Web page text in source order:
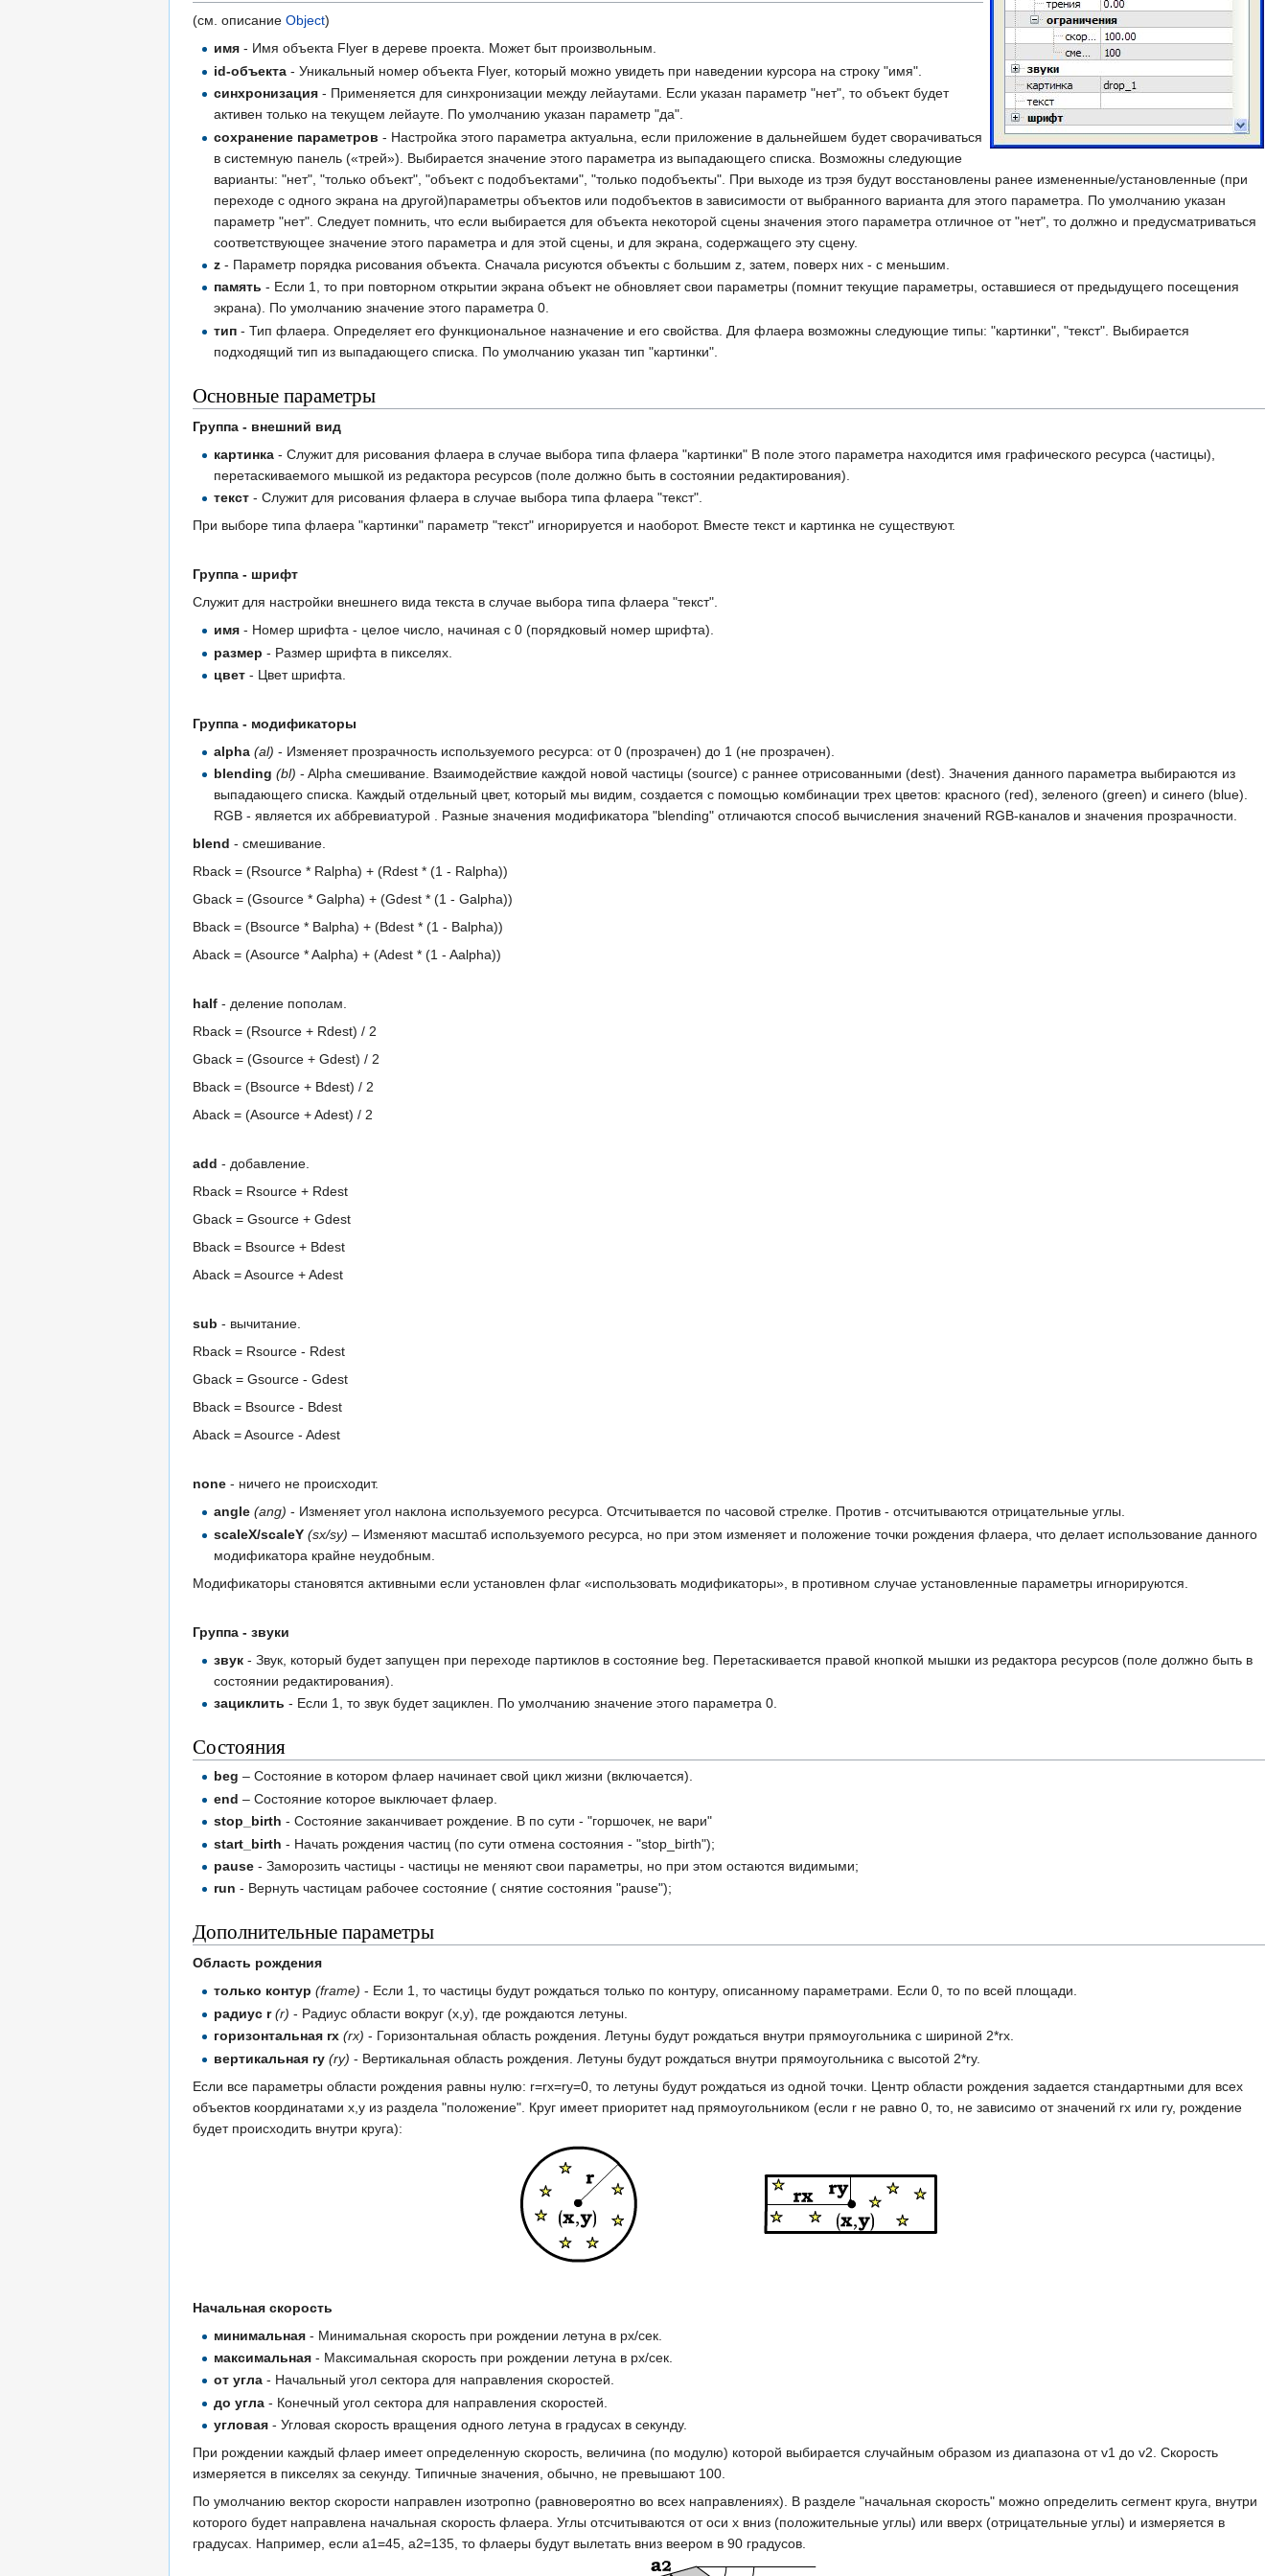
(см. описание Object)
имя - Имя объекта Flyer в дереве проекта. Может быт произвольным.
id-объекта - Уникальный номер объекта Flyer, который можно увидеть при наведении курсора на строку "имя".
синхронизация - Применяется для синхронизации между лейаутами. Если указан параметр "нет", то объект будет
активен только на текущем лейауте. По умолчанию указан параметр "да".
сохранение параметров - Настройка этого параметра актуальна, если приложение в дальнейшем будет сворачиваться
в системную панель («трей»). Выбирается значение этого параметра из выпадающего списка. Возможны следующие
варианты: "нет", "только объект", "объект с подобъектами", "только подобъекты". При выходе из трэя будут восстановлены ранее измененные/установленные (при
переходе с одного экрана на другой)параметры объектов или подобъектов в зависимости от выбранного варианта для этого параметра. По умолчанию указан
параметр "нет". Следует помнить, что если выбирается для объекта некоторой сцены значения этого параметра отличное от "нет", то должно и предусматриваться
соответствующее значение этого параметра и для этой сцены, и для экрана, содержащего эту сцену.
z - Параметр порядка рисования объекта. Сначала рисуются объекты с большим z, затем, поверх них - с меньшим.
память - Если 1, то при повторном открытии экрана объект не обновляет свои параметры (помнит текущие параметры, оставшиеся от предыдущего посещения
экрана). По умолчанию значение этого параметра 0.
тип - Тип флаера. Определяет его функциональное назначение и его свойства. Для флаера возможны следующие типы: "картинки", "текст". Выбирается
подходящий тип из выпадающего списка. По умолчанию указан тип "картинки".
Основные параметры
Группа - внешний вид
картинка - Служит для рисования флаера в случае выбора типа флаера "картинки" В поле этого параметра находится имя графического ресурса (частицы),
перетаскиваемого мышкой из редактора ресурсов (поле должно быть в состоянии редактирования).
текст - Служит для рисования флаера в случае выбора типа флаера "текст".
При выборе типа флаера "картинки" параметр "текст" игнорируется и наоборот. Вместе текст и картинка не существуют.
Группа - шрифт
Служит для настройки внешнего вида текста в случае выбора типа флаера "текст".
имя - Номер шрифта - целое число, начиная с 0 (порядковый номер шрифта).
размер - Размер шрифта в пикселях.
цвет - Цвет шрифта.
Группа - модификаторы
alpha (al) - Изменяет прозрачность используемого ресурса: от 0 (прозрачен) до 1 (не прозрачен).
blending (bl) - Alpha смешивание. Взаимодействие каждой новой частицы (source) с раннее отрисованными (dest). Значения данного параметра выбираются из
выпадающего списка. Каждый отдельный цвет, который мы видим, создается с помощью комбинации трех цветов: красного (red), зеленого (green) и синего (blue).
RGB - является их аббревиатурой . Разные значения модификатора "blending" отличаются способ вычисления значений RGB-каналов и значения прозрачности.
blend - смешивание.
Rback = (Rsource * Ralpha) + (Rdest * (1 - Ralpha))
Gback = (Gsource * Galpha) + (Gdest * (1 - Galpha))
Bback = (Bsource * Balpha) + (Bdest * (1 - Balpha))
Aback = (Asource * Aalpha) + (Adest * (1 - Aalpha))
half - деление пополам.
Rback = (Rsource + Rdest) / 2
Gback = (Gsource + Gdest) / 2
Bback = (Bsource + Bdest) / 2
Aback = (Asource + Adest) / 2
add - добавление.
Rback = Rsource + Rdest
Gback = Gsource + Gdest
Bback = Bsource + Bdest
Aback = Asource + Adest
sub - вычитание.
Rback = Rsource - Rdest
Gback = Gsource - Gdest
Bback = Bsource - Bdest
Aback = Asource - Adest
none - ничего не происходит.
angle (ang) - Изменяет угол наклона используемого ресурса. Отсчитывается по часовой стрелке. Против - отсчитываются отрицательные углы.
scaleX/scaleY (sx/sy) – Изменяют масштаб используемого ресурса, но при этом изменяет и положение точки рождения флаера, что делает использование данного
модификатора крайне неудобным.
Модификаторы становятся активными если установлен флаг «использовать модификаторы», в противном случае установленные параметры игнорируются.
Группа - звуки
звук - Звук, который будет запущен при переходе партиклов в состояние beg. Перетаскивается правой кнопкой мышки из редактора ресурсов (поле должно быть в
состоянии редактирования).
зациклить - Если 1, то звук будет зациклен. По умолчанию значение этого параметра 0.
Состояния
beg – Состояние в котором флаер начинает свой цикл жизни (включается).
end – Состояние которое выключает флаер.
stop_birth - Состояние заканчивает рождение. В по сути - "горшочек, не вари"
start_birth - Начать рождения частиц (по сути отмена состояния - "stop_birth");
pause - Заморозить частицы - частицы не меняют свои параметры, но при этом остаются видимыми;
run - Вернуть частицам рабочее состояние ( снятие состояния "pause");
Дополнительные параметры
Область рождения
только контур (frame) - Если 1, то частицы будут рождаться только по контуру, описанному параметрами. Если 0, то по всей площади.
радиус r (r) - Радиус области вокруг (х,у), где рождаются летуны.
горизонтальная rx (rx) - Горизонтальная область рождения. Летуны будут рождаться внутри прямоугольника с шириной 2*rx.
вертикальная ry (ry) - Вертикальная область рождения. Летуны будут рождаться внутри прямоугольника с высотой 2*ry.
Если все параметры области рождения равны нулю: r=rx=ry=0, то летуны будут рождаться из одной точки. Центр области рождения задается стандартными для всех
объектов координатами x,y из раздела "положение". Круг имеет приоритет над прямоугольником (если r не равно 0, то, не зависимо от значений rx или ry, рождение
будет происходить внутри круга):
Начальная скорость
минимальная - Минимальная скорость при рождении летуна в px/сек.
максимальная - Максимальная скорость при рождении летуна в px/сек.
от угла - Начальный угол сектора для направления скоростей.
до угла - Конечный угол сектора для направления скоростей.
угловая - Угловая скорость вращения одного летуна в градусах в секунду.
При рождении каждый флаер имеет определенную скорость, величина (по модулю) которой выбирается случайным образом из диапазона от v1 до v2. Скорость
измеряется в пикселях за секунду. Типичные значения, обычно, не превышают 100.
По умолчанию вектор скорости направлен изотропно (равновероятно во всех направлениях). В разделе "начальная скорость" можно определить сегмент круга, внутри
которого будет направлена начальная скорость флаера. Углы отсчитываются от оси x вниз (положительные углы) или вверх (отрицательные углы) и измеряется в
градусах. Например, если a1=45, a2=135, то флаеры будут вылетать вниз веером в 90 градусов.